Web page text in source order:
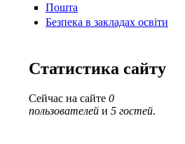
Пошта
Безпека в закладах освіти
Статистика сайту
Сейчас на сайте 0
пользователей и 5 гостей.